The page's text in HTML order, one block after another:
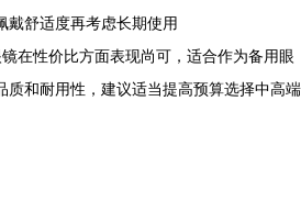
戴舒适度再考虑长期使用
在性价比方面表现尚可，适合作为备用眼
质和耐用性，建议适当提高预算选择中高端